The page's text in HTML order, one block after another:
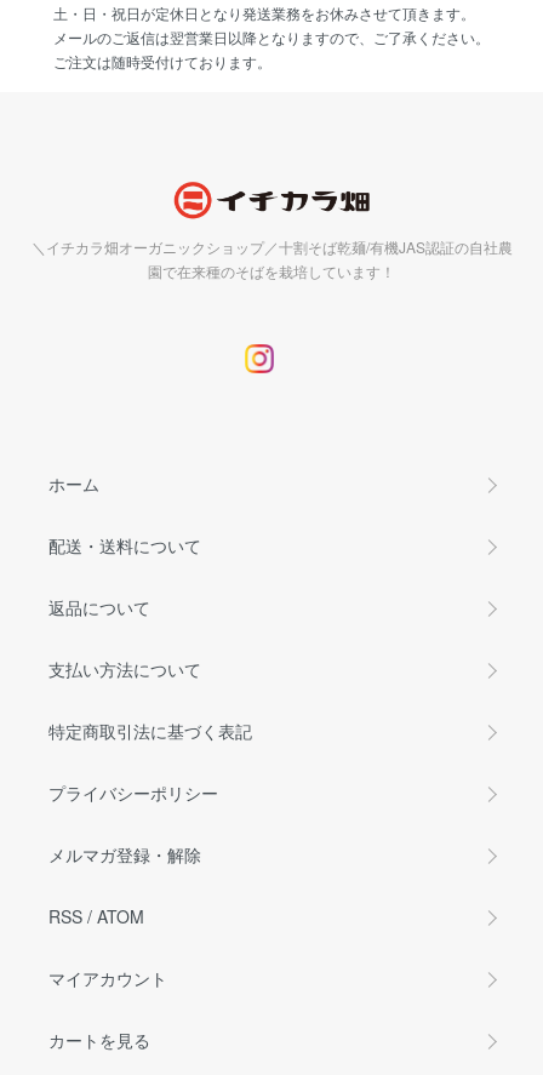
土・日・祝日が定休日となり発送業務をお休みさせて頂きます。
メールのご返信は翌営業日以降となりますので、ご了承ください。
ご注文は随時受付けております。
＼イチカラ畑オーガニックショップ／十割そば乾麺/有機JAS認証の自社農
園で在来種のそばを栽培しています！
ホーム
配送・送料について
返品について
支払い方法について
特定商取引法に基づく表記
プライバシーポリシー
メルマガ登録・解除
RSS / ATOM
マイアカウント
カートを見る